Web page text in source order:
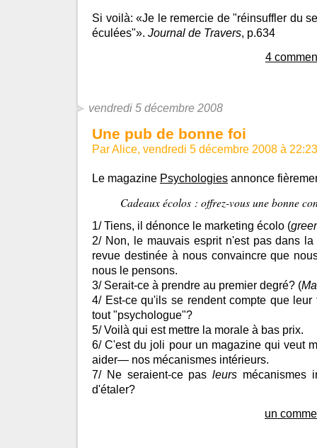
Si voilà: «Je le remercie de "réinsuffler du
éculées"». Journal de Travers, p.634
4
vendredi 5 décembre 2008
Une pub de bonne foi
Par Alice, vendredi 5 décembre 2008 à
Le magazine Psychologies annonce
Cadeaux écolos : offrez-vous une bonne
1/ Tiens, il dénonce le marketing écolo (
2/ Non, le mauvais esprit n'est pas dans
revue destinée à nous convaincre que
nous le pensons.
3/ Serait-ce à prendre au premier degré? (
4/ Est-ce qu'ils se rendent compte que
tout "psychologue"?
5/ Voilà qui est mettre la morale à bas prix.
6/ C'est du joli pour un magazine qui veut
aider— nos mécanismes intérieurs.
7/ Ne seraient-ce pas leurs mécanismes
d'étaler?
un